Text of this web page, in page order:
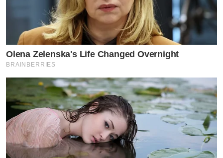
Olena Zelenska's Life Changed Overnight
BRAINBERRIES